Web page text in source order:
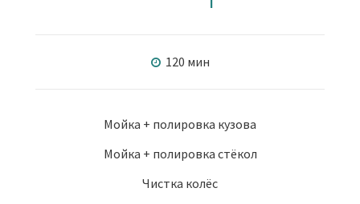
120 мин
Мойка + полировка кузова
Мойка + полировка стёкол
Чистка колёс